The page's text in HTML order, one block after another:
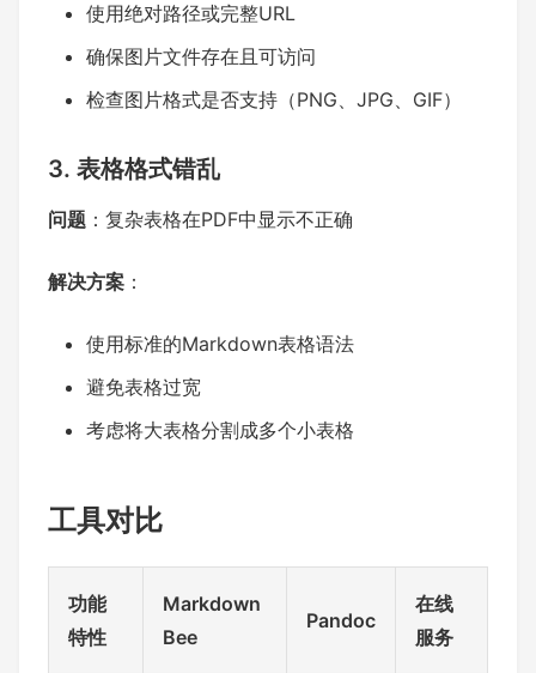
使用绝对路径或完整URL
确保图片文件存在且可访问
检查图片格式是否支持（PNG、JPG、GIF）
3. 表格格式错乱
问题 ：复杂表格在PDF中显示不正确
解决方案 ：
使用标准的Markdown表格语法
避免表格过宽
考虑将大表格分割成多个小表格
工具对比
功能
特性
Markdown
Bee
Pandoc
在线
服务